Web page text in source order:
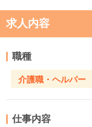
求人内容
職種
介護職・ヘルパー
仕事内容